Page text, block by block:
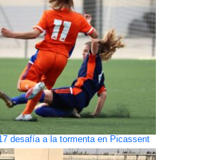
desafía a la tormenta en Picassent